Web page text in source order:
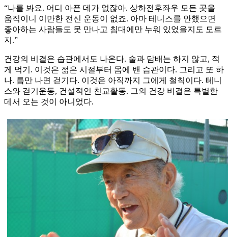
“나를 봐요. 어디 아픈 데가 없잖아. 상하전후좌우 모든 곳을
움직이니 이만한 전신 운동이 없죠. 아마 테니스를 안했으면
좋아하는 사람들도 못 만나고 침대에만 누워 있었을지도 모르
지.”
건강의 비결은 습관에서도 나온다. 술과 담배는 하지 않고, 적
게 먹기. 이것은 젊은 시절부터 몸에 밴 습관이다. 그리고 또 하
나. 틈만 나면 걷기다. 이것은 아직까지 그에게 철칙이다. 테니
스와 걷기운동, 건설적인 친교활동. 그의 건강 비결은 특별한
데서 오는 것이 아니었다.